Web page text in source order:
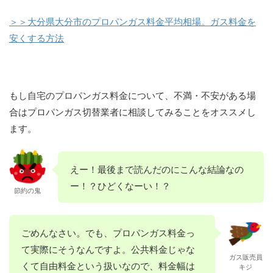
＞＞大分県大分市のプロパンガス料金平均相場。ガス料金を
安くする方法
もし自宅のプロパンガス料金について、不満・不安がある場
合はプロパンガス切替業者に相談してみることをオススメし
ます。
節約の鬼
えー！最後まで読んだのにこんな結論なの
ー！？ひどくなーい！？
ごめんなさい。でも、プロパンガス料金っ
て実際にそうなんですよ。公共料金じゃな
くて自由料金という扱いなので、料金幅は
ガス販売員
キジ